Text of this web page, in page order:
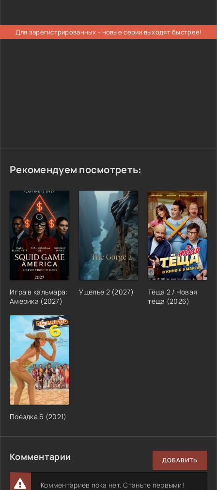
Для зарегистрированных - новые серии выходят быстрее!
Рекомендуем посмотреть:
Игра в кальмара:
Америка (2027)
Ущелье 2 (2027)
Тёща 2 / Новая
тёща (2026)
Поездка 6 (2021)
Комментарии ДОБАВИТЬ
Комментариев пока нет. Станьте первыми!